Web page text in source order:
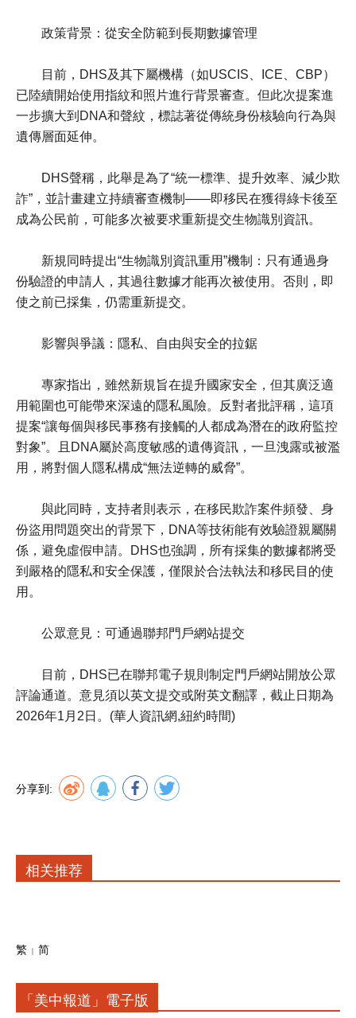
政策背景：從安全防範到長期數據管理
目前，DHS及其下屬機構（如USCIS、ICE、CBP）
已陸續開始使用指紋和照片進行背景審查。但此次提案進
一步擴大到DNA和聲紋，標誌著從傳統身份核驗向行為與
遺傳層面延伸。
DHS聲稱，此舉是為了“統一標準、提升效率、減少欺
詐”，並計畫建立持續審查機制——即移民在獲得綠卡後至
成為公民前，可能多次被要求重新提交生物識別資訊。
新規同時提出“生物識別資訊重用”機制：只有通過身
份驗證的申請人，其過往數據才能再次被使用。否則，即
使之前已採集，仍需重新提交。
影響與爭議：隱私、自由與安全的拉鋸
專家指出，雖然新規旨在提升國家安全，但其廣泛適
用範圍也可能帶來深遠的隱私風險。反對者批評稱，這項
提案“讓每個與移民事務有接觸的人都成為潛在的政府監控
對象”。且DNA屬於高度敏感的遺傳資訊，一旦洩露或被濫
用，將對個人隱私構成“無法逆轉的威脅”。
與此同時，支持者則表示，在移民欺詐案件頻發、身
份盜用問題突出的背景下，DNA等技術能有效驗證親屬關
係，避免虛假申請。DHS也強調，所有採集的數據都將受
到嚴格的隱私和安全保護，僅限於合法執法和移民目的使
用。
公眾意見：可通過聯邦門戶網站提交
目前，DHS已在聯邦電子規則制定門戶網站開放公眾
評論通道。意見須以英文提交或附英文翻譯，截止日期為
2026年1月2日。(華人資訊網,紐約時間)
分享到:
相关推荐
繁 简
「美中報道」電子版